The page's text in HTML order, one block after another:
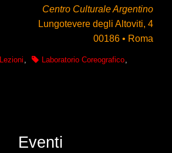
Centro Culturale Argentino
Lungotevere degli Altoviti, 4
00186 • Roma
Lezioni , Laboratorio Coreografico,
Eventi